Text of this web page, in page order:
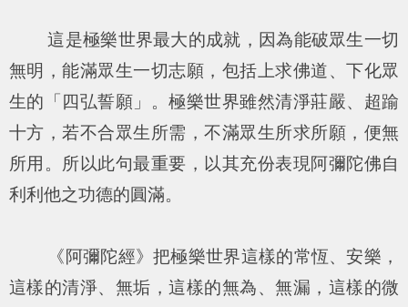
這是極樂世界最大的成就，因為能破眾生一切
無明，能滿眾生一切志願，包括上求佛道、下化眾
生的「四弘誓願」。極樂世界雖然清淨莊嚴、超踰
十方，若不合眾生所需，不滿眾生所求所願，便無
所用。所以此句最重要，以其充份表現阿彌陀佛自
利利他之功德的圓滿。
《阿彌陀經》把極樂世界這樣的常恆、安樂，
這樣的清淨、無垢，這樣的無為、無漏，這樣的微